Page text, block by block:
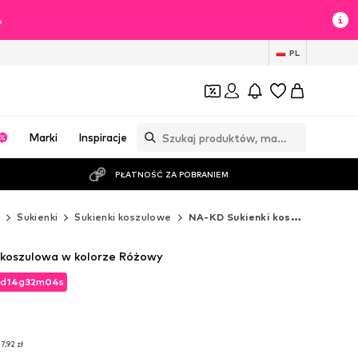
PL
Marki Inspiracje
PŁATNOŚĆ ZA POBRANIEM
Sukienki Sukienki koszulowe NA-KD Sukienki koszulowe
d14g32m03s
zł
d14g32m02s
zł
d14g32m02s
w kolorze Różowy